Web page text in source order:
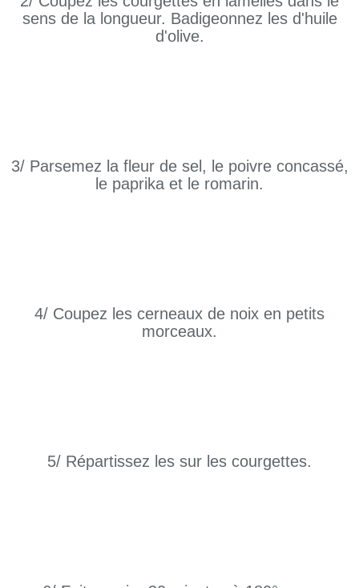
sens de la longueur. Badigeonnez les d'huile
d'olive.
3/ Parsemez la fleur de sel, le poivre concassé,
le paprika et le romarin.
4/ Coupez les cerneaux de noix en petits
morceaux.
5/ Répartissez les sur les courgettes.